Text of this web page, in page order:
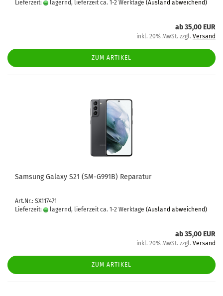
Lieferzeit:
lagernd, lieferzeit ca. 1-2 Werktage (Ausland abweichend)
ab 35,00 EUR
inkl. 20% MwSt. zzgl. Versand
ZUM ARTIKEL
Sam­sung Ga­la­xy S21 (SM-​G991B) Re­pa­ra­tur
Art.Nr.: SX117471
Lieferzeit:
lagernd, lieferzeit ca. 1-2 Werktage (Ausland abweichend)
ab 35,00 EUR
inkl. 20% MwSt. zzgl. Versand
ZUM ARTIKEL